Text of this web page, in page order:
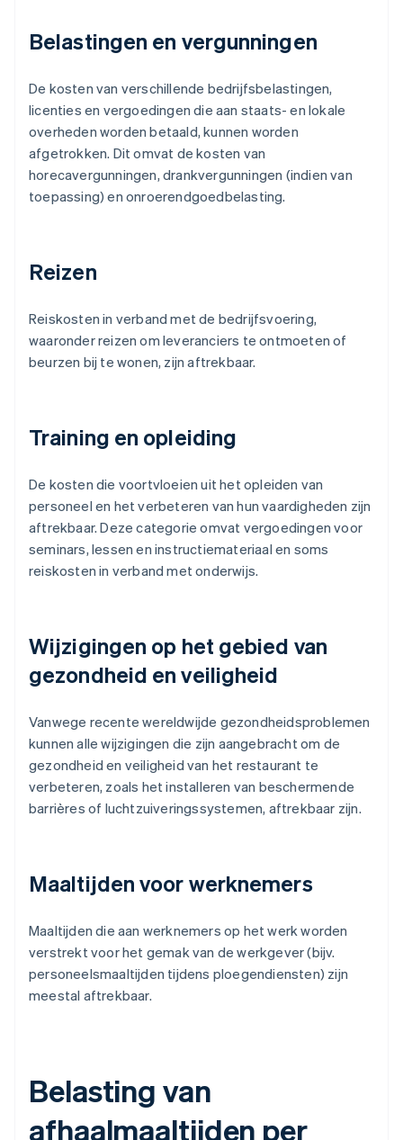
Belastingen en vergunningen
De kosten van verschillende bedrijfsbelastingen,
licenties en vergoedingen die aan staats- en lokale
overheden worden betaald, kunnen worden
afgetrokken. Dit omvat de kosten van
horecavergunningen, drankvergunningen (indien van
toepassing) en onroerendgoedbelasting.
Reizen
Reiskosten in verband met de bedrijfsvoering,
waaronder reizen om leveranciers te ontmoeten of
beurzen bij te wonen, zijn aftrekbaar.
Training en opleiding
De kosten die voortvloeien uit het opleiden van
personeel en het verbeteren van hun vaardigheden zijn
aftrekbaar. Deze categorie omvat vergoedingen voor
seminars, lessen en instructiemateriaal en soms
reiskosten in verband met onderwijs.
Wijzigingen op het gebied van
gezondheid en veiligheid
Vanwege recente wereldwijde gezondheidsproblemen
kunnen alle wijzigingen die zijn aangebracht om de
gezondheid en veiligheid van het restaurant te
verbeteren, zoals het installeren van beschermende
barrières of luchtzuiveringssystemen, aftrekbaar zijn.
Maaltijden voor werknemers
Maaltijden die aan werknemers op het werk worden
verstrekt voor het gemak van de werkgever (bijv.
personeelsmaaltijden tijdens ploegendiensten) zijn
meestal aftrekbaar.
Belasting van
afhaalmaaltijden per